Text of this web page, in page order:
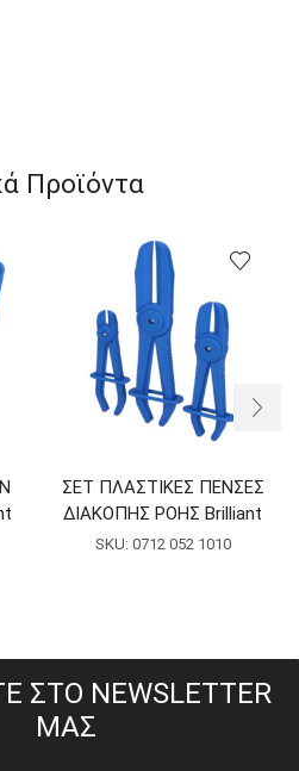
Προϊόντα
ΣΕΤ ΠΛΑΣΤΙΚΕΣ ΠΕΝΣΕΣ
ΔΙΑΚΟΠΗΣ ΡΟΗΣ Brilliant
SKU: 0712 052 1010
ΣΤΟ NEWSLETTER
ΜΑΣ